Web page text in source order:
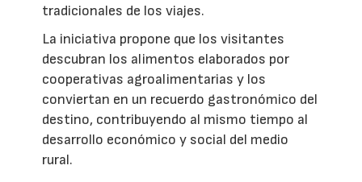
tradicionales de los viajes.
La iniciativa propone que los visitantes
descubran los alimentos elaborados por
cooperativas agroalimentarias y los
conviertan en un recuerdo gastronómico del
destino, contribuyendo al mismo tiempo al
desarrollo económico y social del medio
rural.